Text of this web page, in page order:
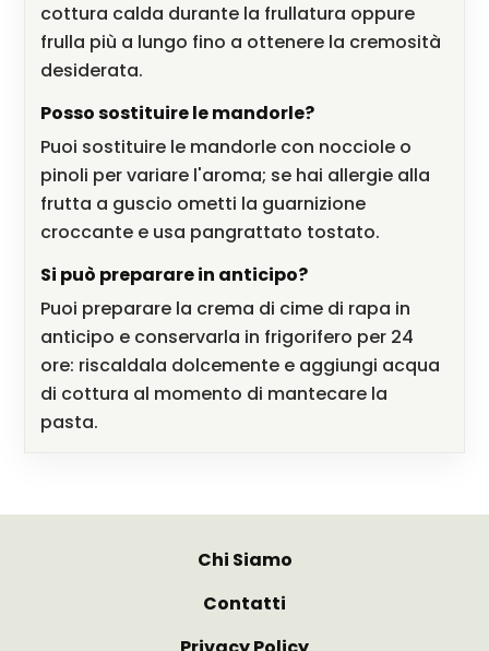
cottura calda durante la frullatura oppure
frulla più a lungo fino a ottenere la cremosità
desiderata.
Posso sostituire le mandorle?
Puoi sostituire le mandorle con nocciole o
pinoli per variare l'aroma; se hai allergie alla
frutta a guscio ometti la guarnizione
croccante e usa pangrattato tostato.
Si può preparare in anticipo?
Puoi preparare la crema di cime di rapa in
anticipo e conservarla in frigorifero per 24
ore: riscaldala dolcemente e aggiungi acqua
di cottura al momento di mantecare la
pasta.
Chi Siamo
Contatti